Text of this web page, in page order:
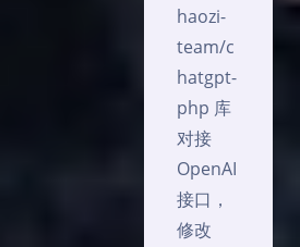
haozi-
team/c
hatgpt-
php 库
对接
OpenAI
接口，
修改